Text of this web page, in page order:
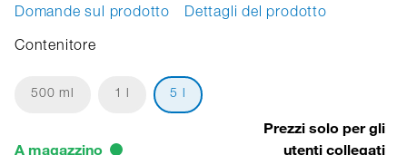
Domande sul prodotto Dettagli del prodotto
Contenitore
500 ml 1 l 5 l
A magazzino
Prezzi solo per gli
utenti collegati